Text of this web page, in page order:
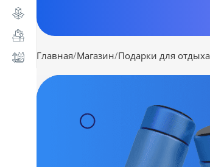
Главная Магазин Подарки для отдыха